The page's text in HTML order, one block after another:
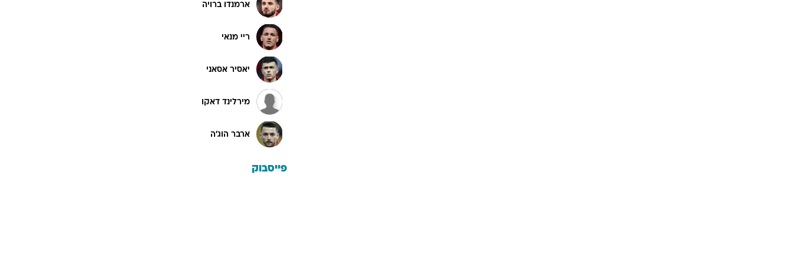
ארמנדו ברויה
ריי מנאי
יאסיר אסאני
מירלינד דאקו
ארבר הוג'ה
פייסבוק